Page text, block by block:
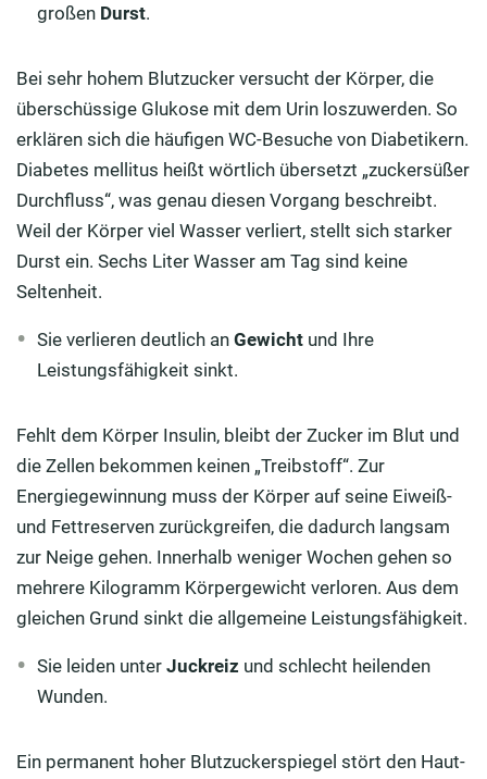
großen Durst.
Bei sehr hohem Blutzucker versucht der Körper, die
überschüssige Glukose mit dem Urin loszuwerden. So
erklären sich die häufigen WC-Besuche von Diabetikern.
Diabetes mellitus heißt wörtlich übersetzt „zuckersüßer
Durchfluss“, was genau diesen Vorgang beschreibt.
Weil der Körper viel Wasser verliert, stellt sich starker
Durst ein. Sechs Liter Wasser am Tag sind keine
Seltenheit.
Sie verlieren deutlich anGewicht und Ihre
Leistungsfähigkeit sinkt.
Fehlt dem Körper Insulin, bleibt der Zucker im Blut und
die Zellen bekommen keinen „Treibstoff“. Zur
Energiegewinnung muss der Körper auf seine Eiweiß-
und Fettreserven zurückgreifen, die dadurch langsam
zur Neige gehen. Innerhalb weniger Wochen gehen so
mehrere Kilogramm Körpergewicht verloren. Aus dem
gleichen Grund sinkt die allgemeine Leistungsfähigkeit.
Sie leiden unterJuckreiz und schlecht heilenden
Wunden.
Ein permanent hoher Blutzuckerspiegel stört den Haut-